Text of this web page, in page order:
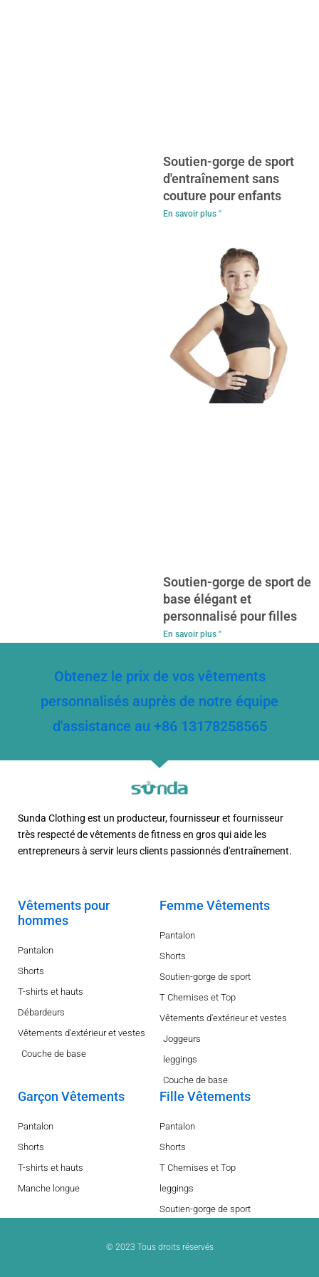
Soutien-gorge de sport
d'entraînement sans
couture pour enfants
En savoir plus "
Soutien-gorge de sport de
base élégant et
personnalisé pour filles
En savoir plus "
Obtenez le prix de vos vêtements
personnalisés auprès de notre équipe
d'assistance au +86 13178258565
Sunda Clothing est un producteur, fournisseur et fournisseur
très respecté de vêtements de fitness en gros qui aide les
entrepreneurs à servir leurs clients passionnés d'entraînement.
Vêtements pour
hommes
Pantalon
Shorts
T-shirts et hauts
Débardeurs
Vêtements d'extérieur et vestes
Couche de base
Femme Vêtements
Pantalon
Shorts
Soutien-gorge de sport
T Chemises et Top
Vêtements d'extérieur et vestes
Joggeurs
leggings
Couche de base
Garçon Vêtements
Pantalon
Shorts
T-shirts et hauts
Manche longue
Fille Vêtements
Pantalon
Shorts
T Chemises et Top
leggings
Soutien-gorge de sport
© 2023 Tous droits réservés